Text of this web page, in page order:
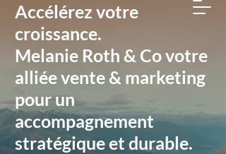
Accélérez votre
croissance.
Melanie Roth & Co votre
alliée vente & marketing
pour un
accompagnement
stratégique et durable.